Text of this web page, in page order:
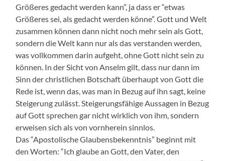
Größeres gedacht werden kann”, ja dass er “etwas
Größeres sei, als gedacht werden könne”. Gott und Welt
zusammen können dann nicht noch mehr sein als Gott,
sondern die Welt kann nur als das verstanden werden,
was vollkommen darin aufgeht, ohne Gott nicht sein zu
können. In der Sicht von Anselm gilt, dass nur dann im
Sinn der christlichen Botschaft überhaupt von Gott die
Rede ist, wenn das, was man in Bezug auf ihn sagt, keine
Steigerung zulässt. Steigerungsfähige Aussagen in Bezug
auf Gott sprechen gar nicht wirklich von ihm, sondern
erweisen sich als von vornherein sinnlos.
Das “Apostolische Glaubensbekenntnis” beginnt mit
den Worten: “Ich glaube an Gott, den Vater, den